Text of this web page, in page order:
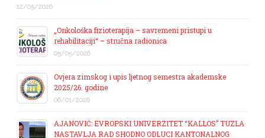
12/05/2026
„Onkološka fizioterapija – savremeni pristupi u
rehabilitaciji“ – stručna radionica
05/05/2026
Ovjera zimskog i upis ljetnog semestra akademske
2025/26. godine
06/01/2026
AJANOVIĆ: EVROPSKI UNIVERZITET “KALLOS” TUZLA
NASTAVLJA RAD SHODNO ODLUCI KANTONALNOG